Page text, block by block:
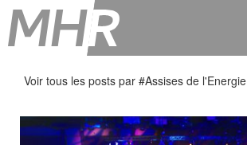
Voir tous les posts par #Assises de l'Energie